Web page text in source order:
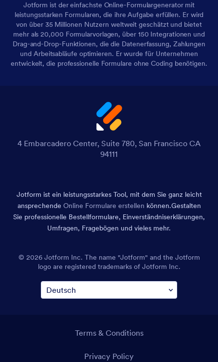
Jotform ist der einfachste Online-Formulargenerator mit
leistungsstarken Formularen, die ihre Aufgabe erfüllen. Er wird
von über 35 Millionen Nutzern weltweit geschätzt und bietet
mehr als 20,000 Formularvorlagen, über 150 Integrationen und
Drag-and-Drop-Funktionen, die die Datenerfassung, Zahlungen
und Arbeitsabläufe optimieren. Er wurde für Unternehmen
entwickelt, die professionelle Formulare ohne Coding benötigen.
4 Embarcadero Center, Suite 780, San Francisco CA
94111
Jotform ist ein leistungsstarkes Tool, mit dem Sie ganz leicht
ansprechende Online Formulare erstellen können.Gestalten
Sie professionelle Bestellformulare, Einverständniserklärungen,
Umfragen, Fragebögen und vieles mehr.
© 2026 Jotform Inc. The name "Jotform" and the Jotform
logo are registered trademarks of Jotform Inc.
Terms & Conditions
Privacy Policy